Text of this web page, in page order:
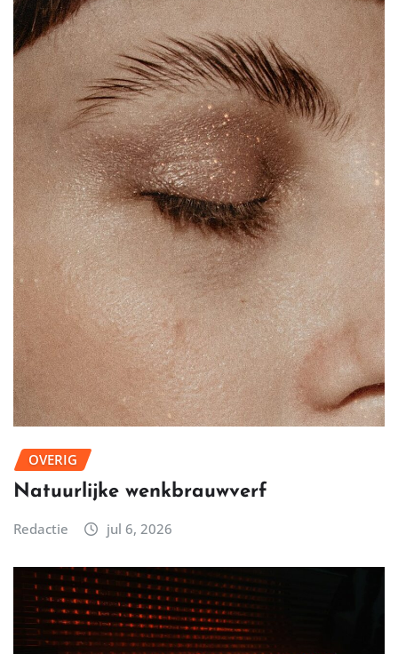
OVERIG
Natuurlijke wenkbrauwverf
Redactie jul 6, 2026